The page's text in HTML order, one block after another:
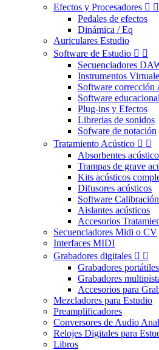
Efectos y Procesadores  
Pedales de efectos
Dinámica / Eq
Auriculares Estudio
Software de Estudio  
Secuenciadores
Instrumentos
Software corrección
Software educacional
Plug-ins y Efectos
Librerias de sonidos
Sofware de notación
Tratamiento Acústico  
Absorbentes
Trampas de grave
Kits acústicos
Difusores acústicos
Software
Aislantes acústicos
Accesorios
Secuenciadores Midi o CV
Interfaces MIDI
Grabadores digitales  
Grabadores portátiles
Grabadores
Accesorios para
Mezcladores para Estudio
Preamplificadores
Conversores de Audio
Relojes Digitales para
Libros